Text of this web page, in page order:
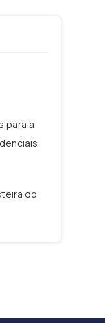
para a
do